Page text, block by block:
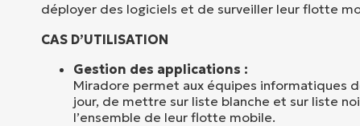
déployer des logiciels et de surveiller leur flotte
CAS D’UTILISATION
Gestion des applications :
Miradore permet aux équipes informatiques
jour, de mettre sur liste blanche et sur liste
l’ensemble de leur flotte mobile.
Company